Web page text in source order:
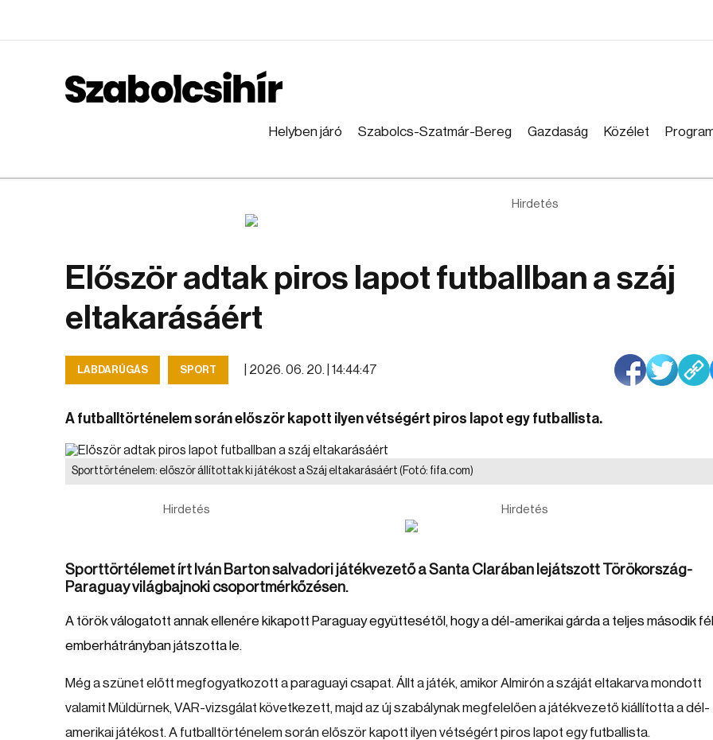
Helyben járó Szabolcs-Szatmár-Bereg Gazdaság Közélet
Hirdetés
Először adtak piros lapot futballban a száj
eltakarásáért
LABDARÚGÁS SPORT 2026. 06. 20. | 14:44:47
A futballtörténelem során először kapott ilyen vétségért piros lapot egy futballista.
Sporttörténelem: először állítottak ki játékost a Száj eltakarásáért (Fotó: fifa.com)
Hirdetés Hirdetés
Sporttörtélemet írt Iván Barton salvadori játékvezető a Santa Clarában lejátszott Törökország-
Paraguay világbajnoki csoportmérkőzésen.
A török válogatott annak ellenére kikapott Paraguay együttesétől, hogy a dél-amerikai gárda a teljes második
emberhátrányban játszotta le.
Még a szünet előtt megfogyatkozott a paraguayi csapat. Állt a játék, amikor Almirón a száját eltakarva mondott
valamit Müldürnek, VAR-vizsgálat következett, majd az új szabálynak megfelelően a játékvezető kiállította a dél-
amerikai játékost. A futballtörténelem során először kapott ilyen vétségért piros lapot egy futballista.